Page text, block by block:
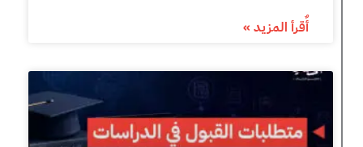
أٌقرأ المزيد »